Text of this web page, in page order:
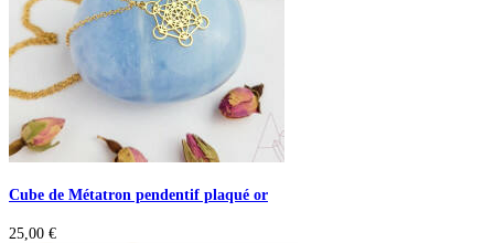
Cube de Métatron pendentif plaqué or
25,00 €